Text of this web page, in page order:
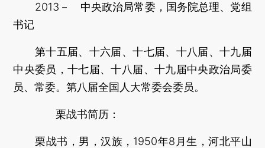
2013－ 中央政治局常委，国务院总理、党组
书记
第十五届、十六届、十七届、十八届、十九届
中央委员，十七届、十八届、十九届中央政治局委
员、常委。第八届全国人大常委会委员。
栗战书简历：
栗战书，男，汉族，1950年8月生，河北平山